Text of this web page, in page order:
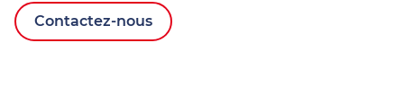
Contactez-nous